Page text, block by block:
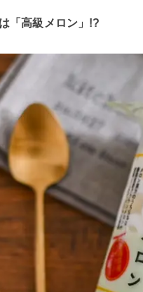
「高級メロン」!?